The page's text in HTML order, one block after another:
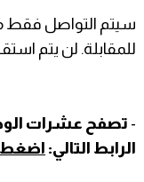
سيتم التواصل فقط
للمقابلة. لن يتم
- تصفح عشرات
الرابط التالي: اضغط